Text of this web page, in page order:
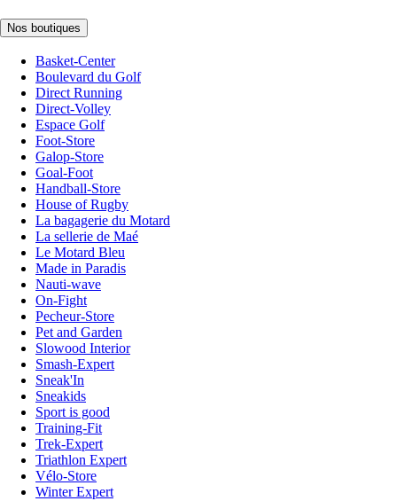
Nos boutiques
Basket-Center
Boulevard du Golf
Direct Running
Direct-Volley
Espace Golf
Foot-Store
Galop-Store
Goal-Foot
Handball-Store
House of Rugby
La bagagerie du Motard
La sellerie de Maé
Le Motard Bleu
Made in Paradis
Nauti-wave
On-Fight
Pecheur-Store
Pet and Garden
Slowood Interior
Smash-Expert
Sneak'In
Sneakids
Sport is good
Training-Fit
Trek-Expert
Triathlon Expert
Vélo-Store
Winter Expert